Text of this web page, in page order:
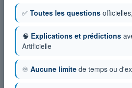
✅ Toutes les questions
🧠 Explications et prédictions
Artificielle
♾️ Aucune limite de temps ou